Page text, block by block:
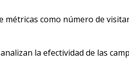
como número de
la efectividad de las